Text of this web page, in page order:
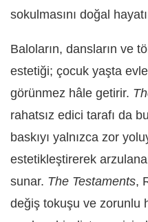
sokulmasını doğal
Baloların, dansların ve
estetiği; çocuk yaşta
görünmez hâle getirir.
rahatsız edici tarafı da
baskıyı yalnızca zor
estetikleştirerek
sunar. The Testaments,
değiş tokuşu ve zorunlu